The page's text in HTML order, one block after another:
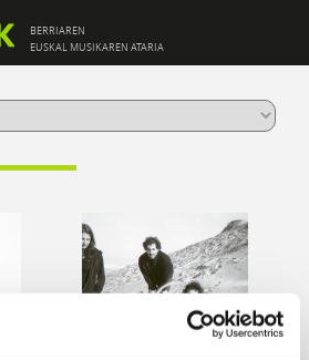
BERRIAREN
EUSKAL MUSIKAREN ATARIA